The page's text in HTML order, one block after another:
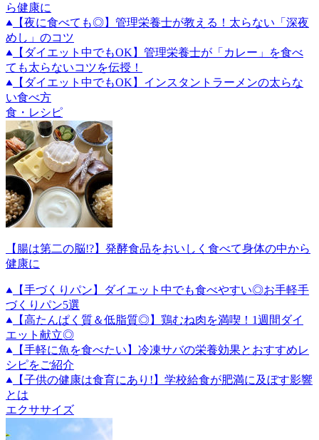
ら健康に
【夜に食べても◎】管理栄養士が教える！太らない「深夜
めし」のコツ
【ダイエット中でもOK】管理栄養士が「カレー」を食べ
ても太らないコツを伝授！
【ダイエット中でもOK】インスタントラーメンの太らな
い食べ方
食・レシピ
【腸は第二の脳!?】発酵食品をおいしく食べて身体の中から
健康に
【手づくりパン】ダイエット中でも食べやすい◎お手軽手
づくりパン5選
【高たんぱく質＆低脂質◎】鶏むね肉を満喫！1週間ダイ
エット献立◎
【手軽に魚を食べたい】冷凍サバの栄養効果とおすすめレ
シピをご紹介
【子供の健康は食育にあり!】学校給食が肥満に及ぼす影響
とは
エクササイズ